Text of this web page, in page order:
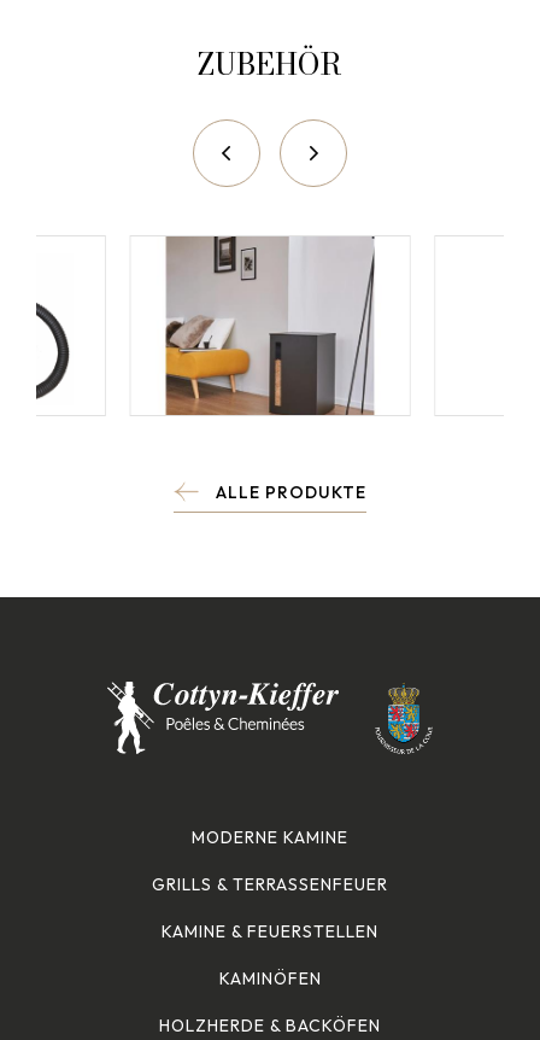
ZUBEHÖR
ALLE PRODUKTE
MODERNE KAMINE
GRILLS & TERRASSENFEUER
KAMINE & FEUERSTELLEN
KAMINÖFEN
HOLZHERDE & BACKÖFEN